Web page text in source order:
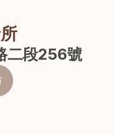
二段256號